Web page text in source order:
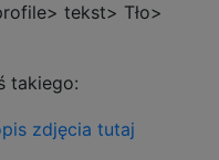
tekst> Tło>
takiego: